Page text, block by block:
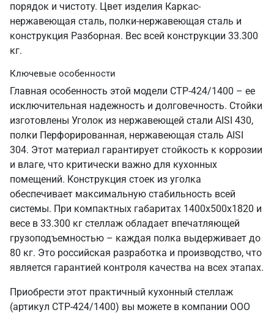
порядок и чистоту. Цвет изделия Каркас-
нержавеющая сталь, полки-нержавеющая сталь и
конструкция Разборная. Вес всей конструкции 33.300
кг.
Ключевые особенности
Главная особенность этой модели СТР-424/1400 – ее
исключительная надежность и долговечность. Стойки
изготовлены Уголок из нержавеющей стали AISI 430,
полки Перфорированная, нержавеющая сталь AISI
304. Этот материал гарантирует стойкость к коррозии
и влаге, что критически важно для кухонных
помещений. Конструкция стоек из уголка
обеспечивает максимальную стабильность всей
системы. При компактных габаритах 1400х500х1820 и
весе в 33.300 кг стеллаж обладает впечатляющей
грузоподъемностью – каждая полка выдерживает до
80 кг. Это российская разработка и производство, что
является гарантией контроля качества на всех этапах.
Приобрести этот практичный кухонный стеллаж
(артикул СТР-424/1400) вы можете в компании ООО